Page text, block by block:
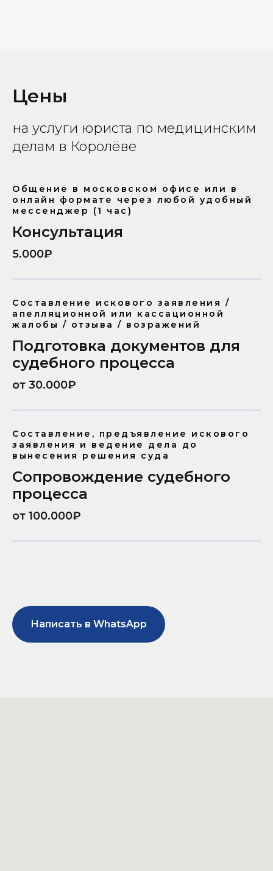
Цены
на услуги юриста по медицинским
делам в Королёве
Общение в московском офисе или в
онлайн формате через любой удобный
мессенджер (1 час)
Консультация
5.000₽
Составление искового заявления /
апелляционной или кассационной
жалобы / отзыва / возражений
Подготовка документов для
судебного процесса
от 30.000₽
Составление, предъявление искового
заявления и ведение дела до
вынесения решения суда
Сопровождение судебного
процесса
от 100.000₽
Написать в WhatsApp